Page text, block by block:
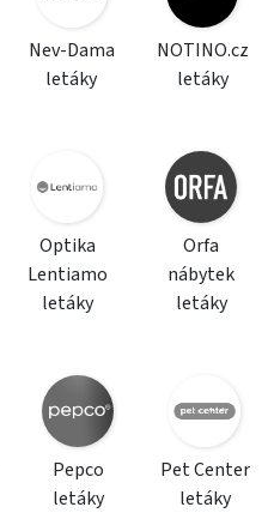
Nev-Dama
letáky
NOTINO.cz
letáky
Optika
Lentiamo
letáky
Orfa
nábytek
letáky
Pepco
letáky
Pet Center
letáky